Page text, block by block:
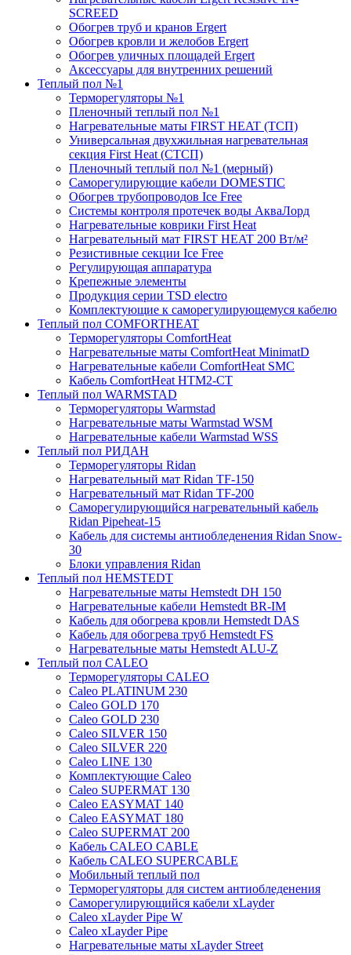
SCREED
Обогрев труб и кранов Ergert
Обогрев кровли и желобов Ergert
Обогрев уличных площадей Ergert
Аксессуары для внутренних решений
Теплый пол №1
Терморегуляторы №1
Пленочный теплый пол №1
Нагревательные маты FIRST HEAT (ТСП)
Универсальная двухжильная нагревательная
секция First Heat (СТСП)
Пленочный теплый пол №1 (мерный)
Саморегулирующие кабели DOMESTIC
Обогрев трубопроводов Ice Free
Системы контроля протечек воды АкваЛорд
Нагревательные коврики First Heat
Нагревательный мат FIRST HEAT 200 Вт/м²
Резистивные секции Ice Free
Регулирующая аппаратура
Крепежные элементы
Продукция серии TSD electro
Комплектующие к саморегулирующемуся кабелю
Теплый пол COMFORTHEAT
Терморегуляторы ComfortHeat
Нагревательные маты ComfortHeat MinimatD
Нагревательные кабели ComfortHeat SMC
Кабель ComfortHeat HTM2-CT
Теплый пол WARMSTAD
Терморегуляторы Warmstad
Нагревательные маты Warmstad WSM
Нагревательные кабели Warmstad WSS
Теплый пол РИДАН
Терморегуляторы Ridan
Нагревательный мат Ridan TF-150
Нагревательный мат Ridan TF-200
Саморегулирующийся нагревательный кабель
Ridan Pipeheat-15
Кабель для системы антиобледенения Ridan Snow-
30
Блоки управления Ridan
Теплый пол HEMSTEDT
Нагревательные маты Hemstedt DH 150
Нагревательные кабели Hemstedt BR-IM
Кабель для обогрева кровли Hemstedt DAS
Кабель для обогрева труб Hemstedt FS
Нагревательные маты Hemstedt ALU-Z
Теплый пол CALEO
Терморегуляторы CALEO
Caleo PLATINUM 230
Caleo GOLD 170
Caleo GOLD 230
Caleo SILVER 150
Caleo SILVER 220
Caleo LINE 130
Комплектующие Caleo
Caleo SUPERMAT 130
Caleo EASYMAT 140
Caleo EASYMAT 180
Caleo SUPERMAT 200
Кабель CALEO CABLE
Кабель CALEO SUPERCABLE
Мобильный теплый пол
Терморегуляторы для систем антиобледенения
Саморегулирующийся кабели xLayder
Caleo xLayder Pipe W
Caleo xLayder Pipe
Нагревательные маты xLayder Street